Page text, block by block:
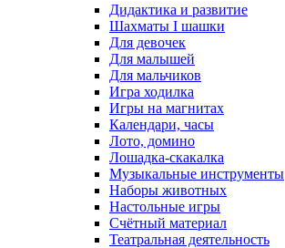
Дидактика и развитие
Шахматы I шашки
Для девочек
Для малышей
Для мальчиков
Игра ходилка
Игры на магнитах
Календари, часы
Лото, домино
Лошадка-скакалка
Музыкальные инструменты
Наборы животных
Настольные игры
Счётный материал
Театральная деятельность